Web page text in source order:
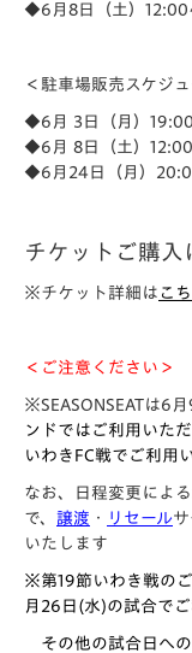
◆6月8日（土）
＜駐車場販売スケジュ
◆6月 3日（月）
◆6月 8日（土）
◆6月24日（月）
チケットご購入
※チケット詳細は こ
＜ご注意ください＞
※SEASONSEATは6
ンドではご利用いた
いわきFC戦でご利用
なお、日程変更によ
で、 譲渡 ・ リセール
いたします
※第19節いわき戦の
月26日(水)の試合で
その他の試合日へ